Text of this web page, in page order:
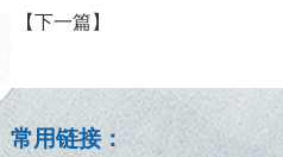
【下一篇】
常用链接：